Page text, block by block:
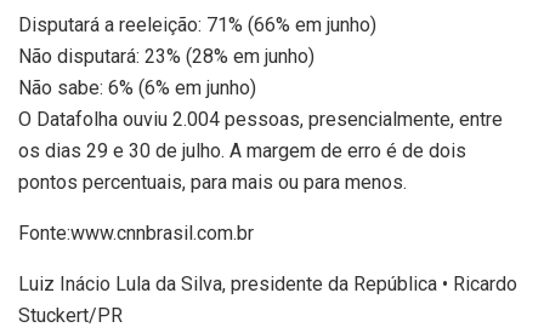
Disputará a reeleição: 71% (66% em junho)
Não disputará: 23% (28% em junho)
Não sabe: 6% (6% em junho)
O Datafolha ouviu 2.004 pessoas, presencialmente, entre
os dias 29 e 30 de julho. A margem de erro é de dois
pontos percentuais, para mais ou para menos.
Fonte:www.cnnbrasil.com.br
Luiz Inácio Lula da Silva, presidente da República • Ricardo
Stuckert/PR